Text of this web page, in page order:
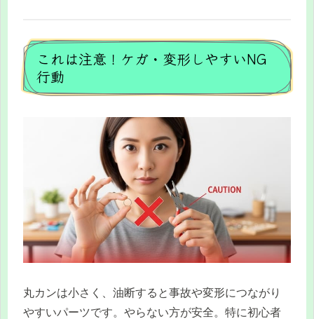
これは注意！ケガ・変形しやすいNG
行動
丸カンは小さく、油断すると事故や変形につながり
やすいパーツです。やらない方が安全。特に初心者